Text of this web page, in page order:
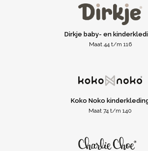
Dirkje baby- en
Maat 44 t/m 116
Koko Noko
Maat 74 t/m 140